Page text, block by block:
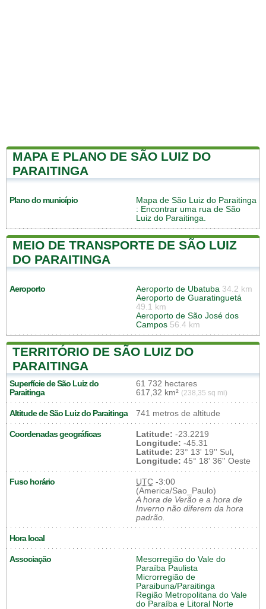
MAPA E PLANO DE SÃO LUIZ DO
PARAITINGA
Plano do município
Mapa de São Luiz do Paraitinga
: Encontrar uma rua de São
Luiz do Paraitinga.
MEIO DE TRANSPORTE DE SÃO LUIZ
DO PARAITINGA
Aeroporto Aeroporto de Ubatuba 34.2 km
Aeroporto de Guaratinguetá
49.1 km
Aeroporto de São José dos
Campos 56.4 km
TERRITÓRIO DE SÃO LUIZ DO
PARAITINGA
Superfície de São Luiz do
Paraitinga
61 732 hectares
617,32 km² (238,35 sq mi)
Altitude de São Luiz do Paraitinga 741 metros de altitude
Coordenadas geográficas Latitude: -23.2219
Longitude: -45.31
Latitude: 23° 13' 19'' Sul,
Longitude: 45° 18' 36'' Oeste
Fuso horário UTC -3:00
(America/Sao_Paulo)
A hora de Verão e a hora de
Inverno não diferem da hora
padrão.
Hora local
Associação
Mesorregião do Vale do
Paraíba Paulista
Microrregião de
Paraibuna/Paraitinga
Região Metropolitana do Vale
do Paraíba e Litoral Norte